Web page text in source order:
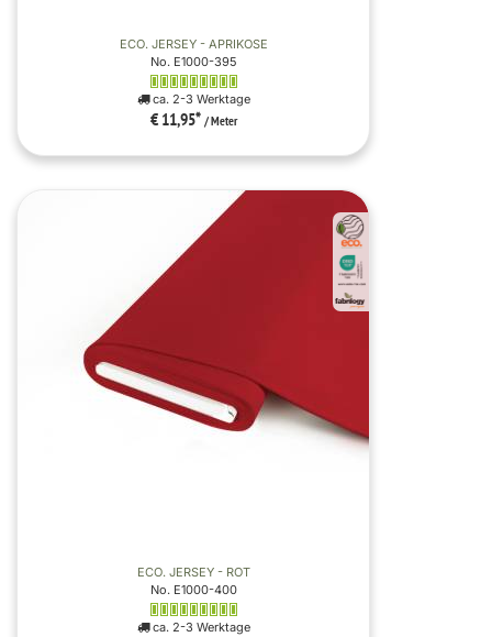
ECO. JERSEY - APRIKOSE
No. E1000-395
ca. 2-3 Werktage
€ 11,95* / Meter
ECO. JERSEY - ROT
No. E1000-400
ca. 2-3 Werktage